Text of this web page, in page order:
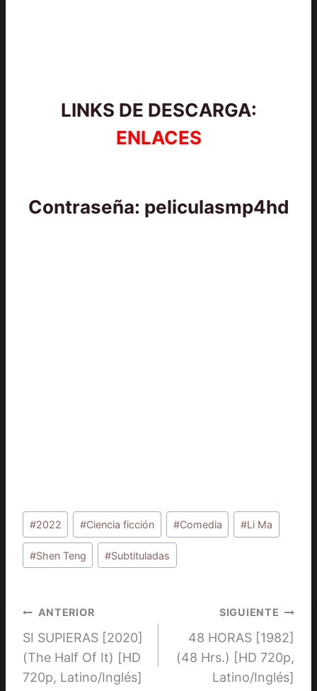
LINKS DE DESCARGA:
ENLACES
Contraseña: peliculasmp4hd
Etiquetas
de
la
#2022 #Ciencia ficción #Comedia #Li Ma
#Shen Teng #Subtituladas
Navegación
de
entradas
ANTERIOR
SI SUPIERAS [2020]
(The Half Of It) [HD
720p, Latino/Inglés]
SIGUIENTE
48 HORAS [1982]
(48 Hrs.) [HD 720p,
Latino/Inglés]